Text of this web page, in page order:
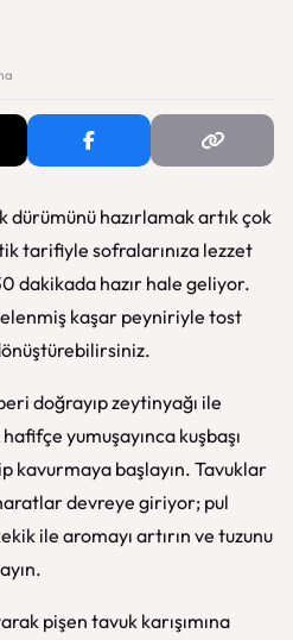
dürümünü hazırlamak artık çok
tarifiyle sofralarınıza lezzet
dakikada hazır hale geliyor.
kaşar peyniriyle tost
doğrayıp zeytinyağı ile
yumuşayınca kuşbaşı
kavurmaya başlayın. Tavuklar
devreye giriyor; pul
ile aromayı artırın ve tuzunu
pişen tavuk karışımına